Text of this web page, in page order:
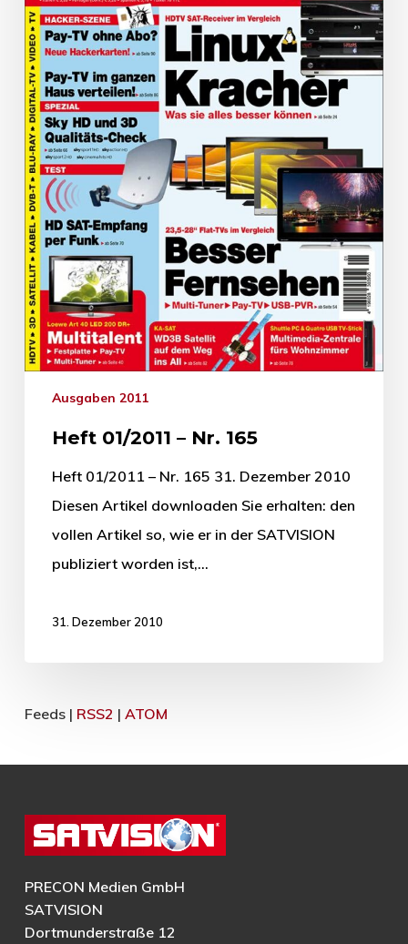
Ausgaben 2011
Heft 01/2011 – Nr. 165
Heft 01/2011 – Nr. 165 31. Dezember 2010
Diesen Artikel downloaden Sie erhalten: den
vollen Artikel so, wie er in der SATVISION
publiziert worden ist,…
31. Dezember 2010
Feeds | RSS2 | ATOM
PRECON Medien GmbH
SATVISION
Dortmunderstraße 12